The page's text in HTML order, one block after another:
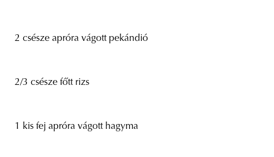
2 csésze apróra vágott pekándió
2/3 csésze főtt rizs
1 kis fej apróra vágott hagyma